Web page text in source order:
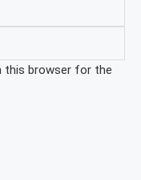
this browser for the